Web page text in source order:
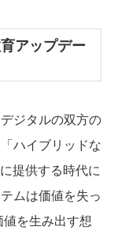
アップデー
ジタルの双方の
ハイブリッドな
提供する時代に
ムは価値を失っ
を生み出す想